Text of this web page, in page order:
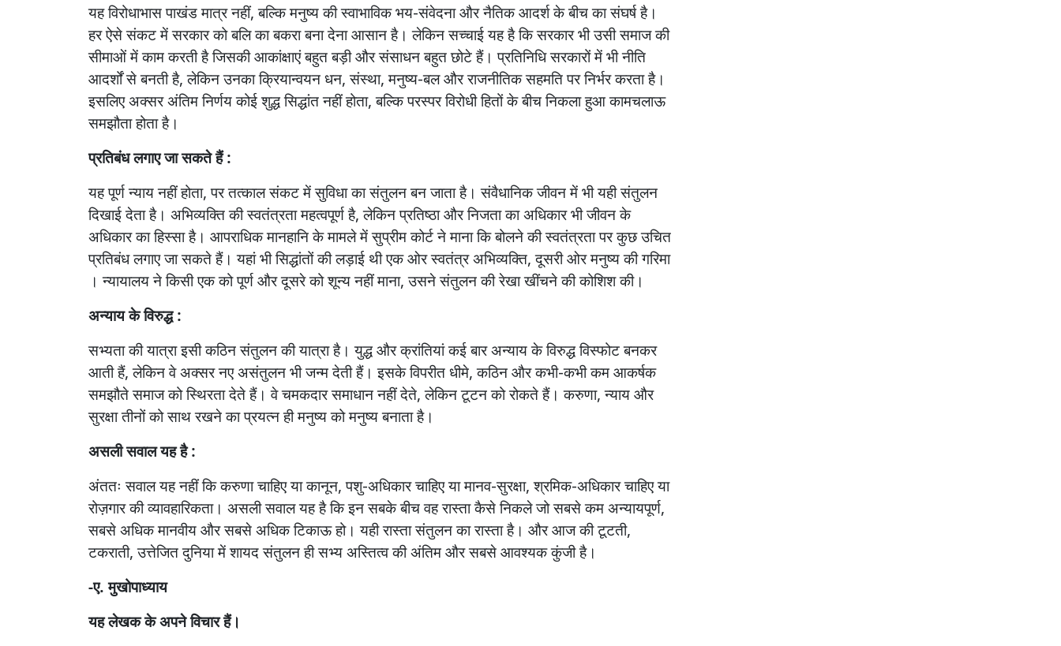
यहविरोधाभासपाखंडमात्रनहीं,बल्किमनुष्यकीस्वाभाविकभय-संवेदनाऔरनैतिकआदर्शकेबीचकासंघर्षहै।
हरऐसेसंकटमेंसरकारकोबलिकाबकराबनादेनाआसानहै। लेकिनसच्चाईयहहैकिसरकारभीउसीसमाजकी
सीमाओंमेंकामकरतीहैजिसकीआकांक्षाएंबहुतबड़ीऔरसंसाधनबहुतछोटेहैं। प्रतिनिधिसरकारोंमेंभीनीति
आदर्शोंसेबनतीहै,लेकिनउनकाक्रियान्वयनधन,संस्था,मनुष्य-बलऔरराजनीतिकसहमतिपरनिर्भरकरताहै।
इसलिएअक्सरअंतिमनिर्णयकोईशुद्धसिद्धांतनहींहोता,बल्किपरस्परविरोधीहितोंकेबीचनिकलाहुआकामचलाऊ
समझौताहोताहै।
प्रतिबंधलगाएजासकतेहैं :
यहपूर्णन्यायनहींहोता,परतत्कालसंकटमेंसुविधाकासंतुलनबनजाताहै। संवैधानिकजीवनमेंभीयहीसंतुलन
दिखाईदेताहै। अभिव्यक्तिकीस्वतंत्रतामहत्वपूर्णहै,लेकिनप्रतिष्ठाऔरनिजताकाअधिकारभीजीवनके
अधिकारकाहिस्साहै। आपराधिकमानहानिकेमामलेमेंसुप्रीमकोर्टनेमानाकिबोलनेकीस्वतंत्रतापरकुछउचित
प्रतिबंधलगाएजासकतेहैं। यहांभीसिद्धांतोंकीलड़ाई थीएकओरस्वतंत्रअभिव्यक्ति,दूसरीओरमनुष्यकीगरिमा
। न्यायालयनेकिसीएककोपूर्णऔरदूसरेकोशून्यनहींमाना,उसनेसंतुलनकीरेखाखींचनेकीकोशिशकी।
अन्यायकेविरुद्ध :
सभ्यताकीयात्राइसीकठिनसंतुलनकीयात्राहै। युद्धऔरक्रांतियांकईबारअन्यायकेविरुद्धविस्फोटबनकर
आतीहैं,लेकिनवेअक्सरनएअसंतुलनभीजन्मदेतीहैं। इसकेविपरीतधीमे,कठिनऔरकभी-कभीकमआकर्षक
समझौतेसमाजकोस्थिरतादेतेहैं। वेचमकदारसमाधाननहींदेते,लेकिनटूटनकोरोकतेहैं। करुणा,न्यायऔर
सुरक्षातीनोंकोसाथरखनेकाप्रयत्नहीमनुष्यकोमनुष्यबनाताहै।
असलीसवालयहहै :
अंततः सवालयहनहींकिकरुणाचाहिएयाकानून,पशु-अधिकारचाहिएयामानव-सुरक्षा,श्रमिक-अधिकारचाहिएया
रोज़गारकीव्यावहारिकता। असलीसवालयहहैकिइनसबकेबीचवहरास्ताकैसेनिकलेजोसबसेकमअन्यायपूर्ण,
सबसेअधिकमानवीयऔरसबसेअधिकटिकाऊहो। यहीरास्तासंतुलनकारास्ताहै। औरआजकीटूटती,
टकराती,उत्तेजितदुनियामेंशायदसंतुलनहीसभ्यअस्तित्वकीअंतिमऔरसबसेआवश्यककुंजीहै।
-ए. मुखोपाध्याय
यहलेखककेअपनेविचारहैं।